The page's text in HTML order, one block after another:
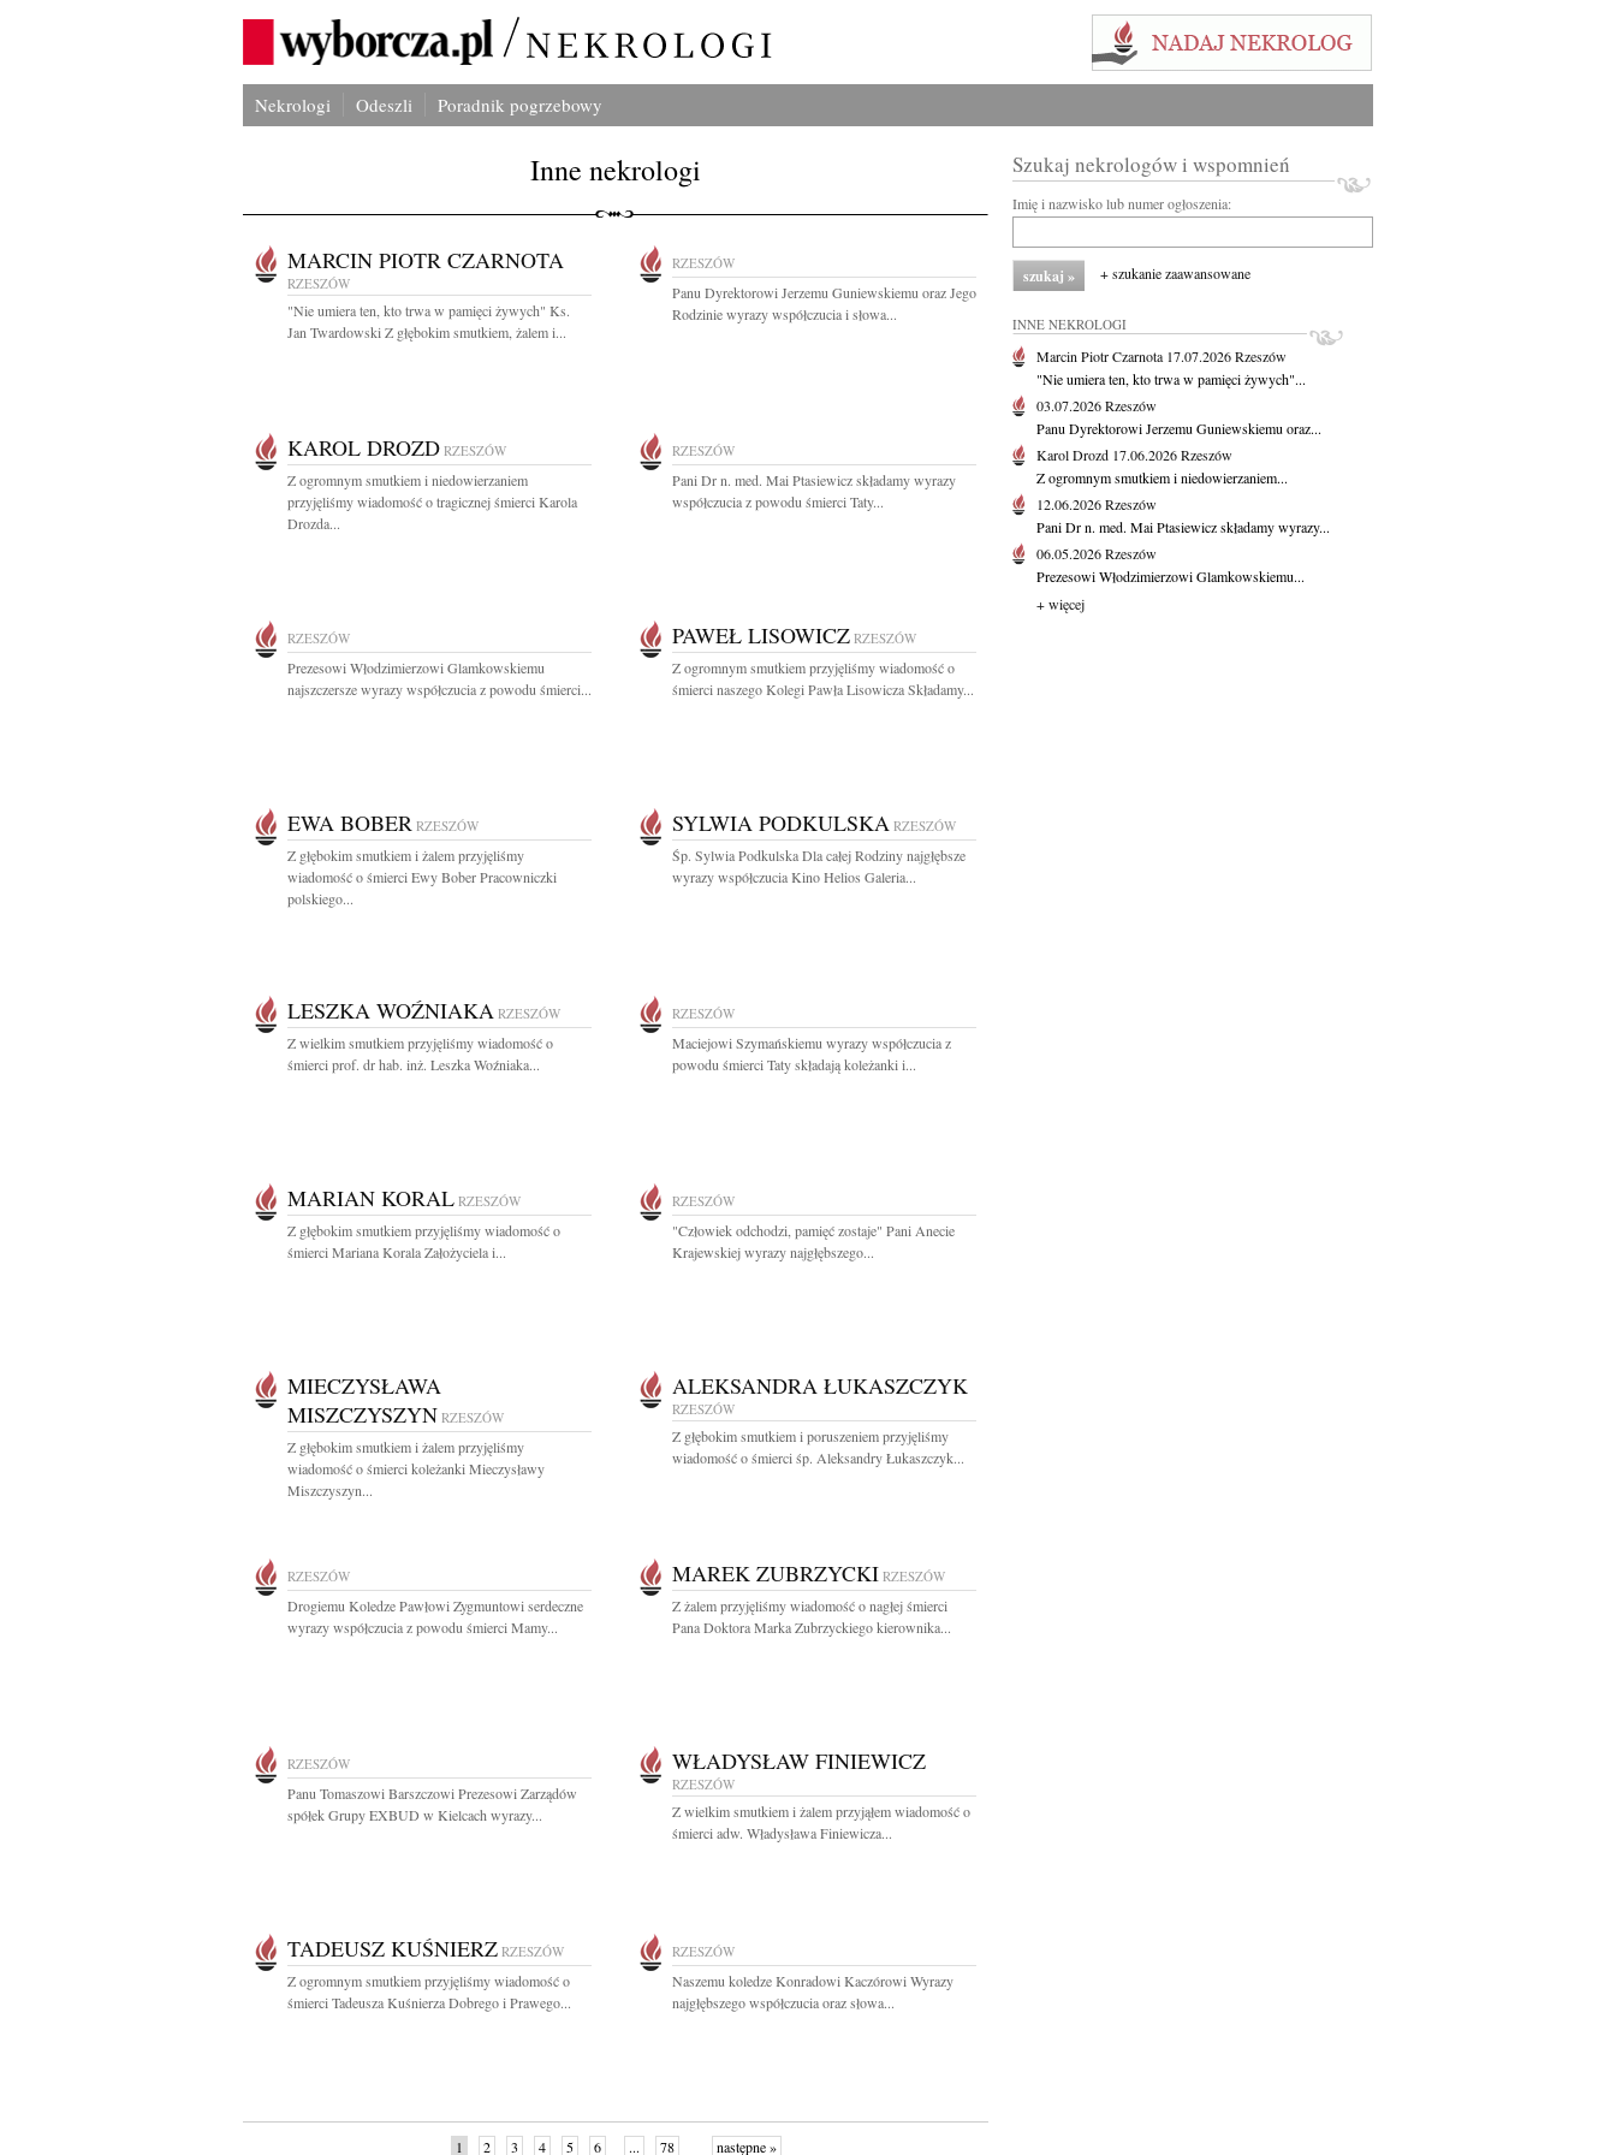
Nekrologi Odeszli Poradnik pogrzebowy
Inne nekrologi
MARCIN PIOTR CZARNOTA
RZESZÓW
"Nie umiera ten, kto trwa w pamięci żywych" Ks.
Jan Twardowski Z głębokim smutkiem, żalem i...
RZESZÓW
Panu Dyrektorowi Jerzemu Guniewskiemu oraz Jego
Rodzinie wyrazy współczucia i słowa...
KAROL DROZD RZESZÓW
Z ogromnym smutkiem i niedowierzaniem
przyjęliśmy wiadomość o tragicznej śmierci Karola
Drozda...
RZESZÓW
Pani Dr n. med. Mai Ptasiewicz składamy wyrazy
współczucia z powodu śmierci Taty...
RZESZÓW
Prezesowi Włodzimierzowi Glamkowskiemu
najszczersze wyrazy współczucia z powodu śmierci...
PAWEŁ LISOWICZ RZESZÓW
Z ogromnym smutkiem przyjęliśmy wiadomość o
śmierci naszego Kolegi Pawła Lisowicza Składamy...
EWA BOBER RZESZÓW
Z głębokim smutkiem i żalem przyjęliśmy
wiadomość o śmierci Ewy Bober Pracowniczki
polskiego...
SYLWIA PODKULSKA RZESZÓW
Śp. Sylwia Podkulska Dla całej Rodziny najgłębsze
wyrazy współczucia Kino Helios Galeria...
LESZKA WOŹNIAKA RZESZÓW
Z wielkim smutkiem przyjęliśmy wiadomość o
śmierci prof. dr hab. inż. Leszka Woźniaka...
RZESZÓW
Maciejowi Szymańskiemu wyrazy współczucia z
powodu śmierci Taty składają koleżanki i...
MARIAN KORAL RZESZÓW
Z głębokim smutkiem przyjęliśmy wiadomość o
śmierci Mariana Korala Założyciela i...
RZESZÓW
"Człowiek odchodzi, pamięć zostaje" Pani Anecie
Krajewskiej wyrazy najgłębszego...
MIECZYSŁAWA
MISZCZYSZYN RZESZÓW
Z głębokim smutkiem i żalem przyjęliśmy
wiadomość o śmierci koleżanki Mieczysławy
Miszczyszyn...
ALEKSANDRA ŁUKASZCZYK
RZESZÓW
Z głębokim smutkiem i poruszeniem przyjęliśmy
wiadomość o śmierci śp. Aleksandry Łukaszczyk...
RZESZÓW
Drogiemu Koledze Pawłowi Zygmuntowi serdeczne
wyrazy współczucia z powodu śmierci Mamy...
MAREK ZUBRZYCKI RZESZÓW
Z żalem przyjęliśmy wiadomość o nagłej śmierci
Pana Doktora Marka Zubrzyckiego kierownika...
RZESZÓW
Panu Tomaszowi Barszczowi Prezesowi Zarządów
spółek Grupy EXBUD w Kielcach wyrazy...
WŁADYSŁAW FINIEWICZ
RZESZÓW
Z wielkim smutkiem i żalem przyjąłem wiadomość o
śmierci adw. Władysława Finiewicza...
TADEUSZ KUŚNIERZ RZESZÓW
Z ogromnym smutkiem przyjęliśmy wiadomość o
śmierci Tadeusza Kuśnierza Dobrego i Prawego...
RZESZÓW
Naszemu koledze Konradowi Kaczórowi Wyrazy
najgłębszego współczucia oraz słowa...
1 2 3 4 5 6 ... 78 następne »
Szukaj nekrologów i wspomnień
Imię i nazwisko lub numer ogłoszenia:
+ szukanie zaawansowane
INNE NEKROLOGI
Marcin Piotr Czarnota 17.07.2026Rzeszów
"Nie umiera ten, kto trwa w pamięci żywych"...
03.07.2026Rzeszów
Panu Dyrektorowi Jerzemu Guniewskiemu oraz...
Karol Drozd 17.06.2026Rzeszów
Z ogromnym smutkiem i niedowierzaniem...
12.06.2026Rzeszów
Pani Dr n. med. Mai Ptasiewicz składamy wyrazy...
06.05.2026Rzeszów
Prezesowi Włodzimierzowi Glamkowskiemu...
+ więcej